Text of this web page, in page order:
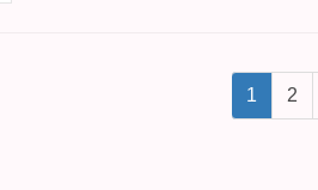
ペ
ー
1
ペ
ー
2